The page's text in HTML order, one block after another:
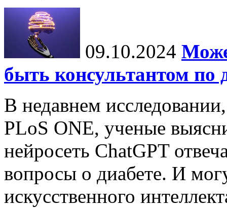
09.10.2024
быть консультантом по
В недавнем
PLoS ONE, ученые
нейросеть ChatGPT
вопросы о диабете. И
искусственного